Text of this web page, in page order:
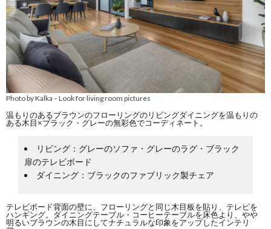
Photo by Kalka –Look for living room pictures
温もりのあるブラウンのフローリングのリビングダイニングを温もりの
ある木目×ブラック・グレーの無彩色でコーディネート。
リビング：グレーのソファ・グレーのラグ・ブラック
扉のテレビボード
ダイニング：ブラックのファブリック製チェア
テレビボード背面の壁に、フローリングと同じ木目板を貼り、テレビを
ハンギング。ダイニングテーブル・コーヒーテーブルを床色より、やや
明るいブラウンの木目にしてナチュラルな印象をアップしたインテリ